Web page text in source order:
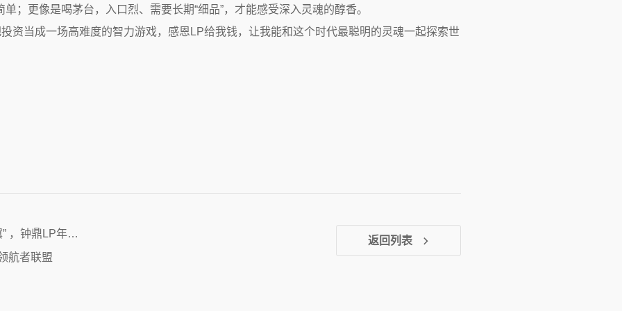
；更像是喝茅台，入口烈、需要长期“细品”，才能感受深入灵魂的醇香。
资当成一场高难度的智力游戏，感恩LP给我钱，让我能和这个时代最聪明的灵魂一起探索世
” ，钟鼎LP年…
航者联盟
返回列表